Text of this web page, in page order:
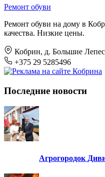
Ремонт обуви
Ремонт обуви на дому в
качества. Низкие цены.
Кобрин, д. Большие
+375 29 5285496
Последние новости
Агрогородок